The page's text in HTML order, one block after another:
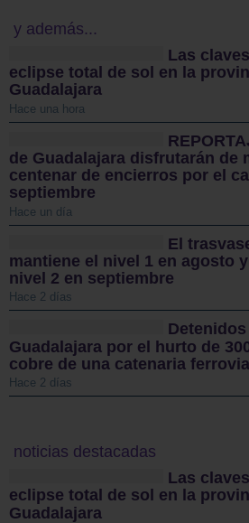
y además...
Las
eclipse total de sol en la
Guadalajara
Hace una hora
de Guadalajara disfrutarán de
centenar de encierros por el
septiembre
Hace un día
El
mantiene el nivel 1 en agosto
nivel 2 en septiembre
Hace 2 días
Guadalajara por el hurto de
cobre de una catenaria
Hace 2 días
noticias destacadas
Las
eclipse total de sol en la
Guadalajara